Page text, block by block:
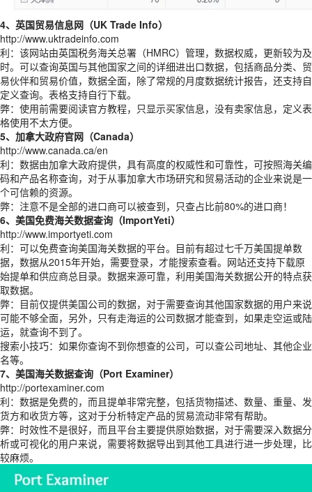
4、英国贸易信息网（UK Trade Info）
http://www.uktradeinfo.com
利：该网站由英国税务海关总署（HMRC）管理，数据权威，更新较为及
时。可以查询英国与其他国家之间的详细进出口数据，包括商品分类、贸
易伙伴和贸易价值，数据全面，除了常规的月度数据统计报告，还支持自
定义查询。表格支持自行下载。
弊：使用前需要阅读官方教程，只显示买家信息，没有卖家信息，定义表
格使用不太方便。
5、加拿大政府官网（Canada）
http://www.canada.ca/en
利：数据由加拿大政府提供，具有高度的权威性和可靠性，可按照海关编
码和产品名称查询，对于从事加拿大市场研究和贸易活动的企业来说是一
个可信赖的资源。
弊：注意不是全部的进口商可以被查到，只查占比前80%的进口商！
6、美国免费海关数据查询（ImportYeti）
http://www.importyeti.com
利：可以免费查询美国海关数据的平台。目前有超过七千万美国提单数
据，数据从2015年开始，需要登录，才能搜索查看。网站还支持下载原
始提单和供应商总目录。数据来源可靠，利用美国海关数据公开的特点获
取数据。
弊：目前仅提供美国公司的数据，对于需要查询其他国家数据的用户来说
可能不够全面，另外，只有走海运的公司数据才能查到，如果走空运或陆
运，就查询不到了。
搜索小技巧：如果你查询不到你想查的公司，可以查公司地址、其他企业
名等。
7、美国海关数据查询（Port Examiner）
http://portexaminer.com
利：数据是免费的，而且提单非常完整，包括货物描述、数量、重量、发
货方和收货方等，这对于分析特定产品的贸易流动非常有帮助。
弊：时效性不是很好，而且平台主要提供原始数据，对于需要深入数据分
析或可视化的用户来说，需要将数据导出到其他工具进行进一步处理，比
较麻烦。